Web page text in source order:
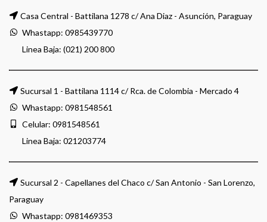
Casa Central - Battilana 1278 c/ Ana Diaz - Asunción, Paraguay
Whastapp: 0985439770
Linea Baja: (021) 200 800
Sucursal 1 - Battilana 1114 c/ Rca. de Colombia - Mercado 4
Whastapp: 0981548561
Celular: 0981548561
Linea Baja: 021203774
Sucursal 2 - Capellanes del Chaco c/ San Antonio - San Lorenzo,
Paraguay
Whastapp: 0981469353